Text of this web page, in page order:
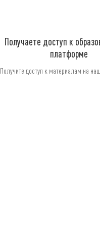
Получаете доступ к
платформе
Получите доступ к материалам на